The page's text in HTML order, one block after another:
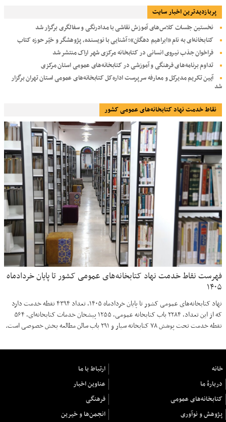
پربازديدترين اخبار سایت
نخستین جلسات کلاس‌های آموزش نقاشی با مدادرنگی و سفالگری برگزار شد
کتابخانه‌ای به نام «ابراهیم دهگان»؛ آشنایی با نویسنده، پژوهشگر و خیّر حوزه کتاب
فراخوان جذب نیروی انسانی در کتابخانه مرکزی شهر اراک منتشر شد
تداوم برنامه‌های فرهنگی و آموزشی در کتابخانه‌های عمومی استان مرکزی
آیین تکریم مدیرکل و معارفه سرپرست اداره‌کل کتابخانه‌های عمومی استان تهران برگزار
شد
نقاط خدمت نهاد کتابخانه‌های عمومی کشور
فهرست نقاط خدمت نهاد کتابخانه‌های عمومی کشور تا پایان خردادماه
۱۴۰۵
نهاد کتابخانه‌های عمومی کشور تا پایان خردادماه ۱۴۰۵، تعداد ۴۳۹۴ نقطه خدمت دارد
که از این تعداد، ۲۲۸۴ باب کتابخانه عمومی، ۱۲۵۵ پیشخان خدمات کتابخانه‌ای، ۵۶۴
نقطه خدمت تحت پوشش ۷۸ کتابخانه سیار و ۲۹۱ باب سالن مطالعه بخش خصوصی است.
خانه
ارتباط با ما
دربارهٔ ما
عناوین اخبار
کتابخانه‌های عمومی
فرهنگی
پژوهش و نوآوری
انجمن‌ها و خیرین